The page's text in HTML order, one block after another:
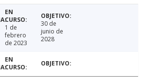
1 de
febrero
de 2023
30 de
junio de
2028